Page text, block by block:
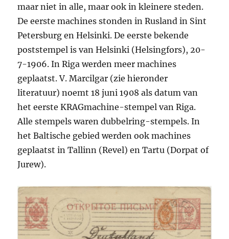
maar niet in alle, maar ook in kleinere steden.
De eerste machines stonden in Rusland in Sint
Petersburg en Helsinki. De eerste bekende
poststempel is van Helsinki (Helsingfors), 20-
7-1906. In Riga werden meer machines
geplaatst. V. Marcilgar (zie hieronder
literatuur) noemt 18 juni 1908 als datum van
het eerste KRAGmachine-stempel van Riga.
Alle stempels waren dubbelring-stempels. In
het Baltische gebied werden ook machines
geplaatst in Tallinn (Revel) en Tartu (Dorpat of
Jurew).